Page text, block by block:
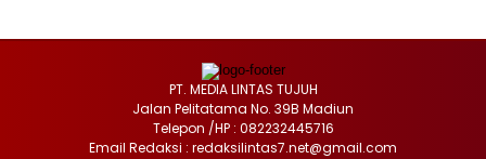
PT. MEDIA LINTAS TUJUH
Jalan Pelitatama No. 39B Madiun
Telepon /HP : 082232445716
Email Redaksi : redaksilintas7.net@gmail.com